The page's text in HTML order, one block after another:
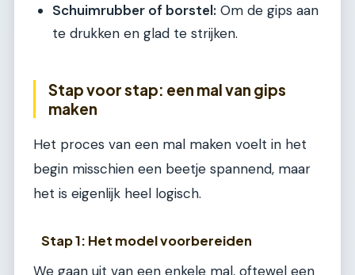
Schuimrubber of borstel: Om de gips aan
te drukken en glad te strijken.
Stap voor stap: een mal van gips
maken
Het proces van een mal maken voelt in het
begin misschien een beetje spannend, maar
het is eigenlijk heel logisch.
Stap 1: Het model voorbereiden
We gaan uit van een enkele mal, oftewel een